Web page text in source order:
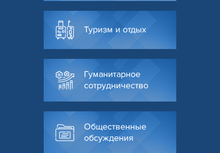
Туризм и отдых
Гуманитарное
сотрудничество
Общественные
обсуждения